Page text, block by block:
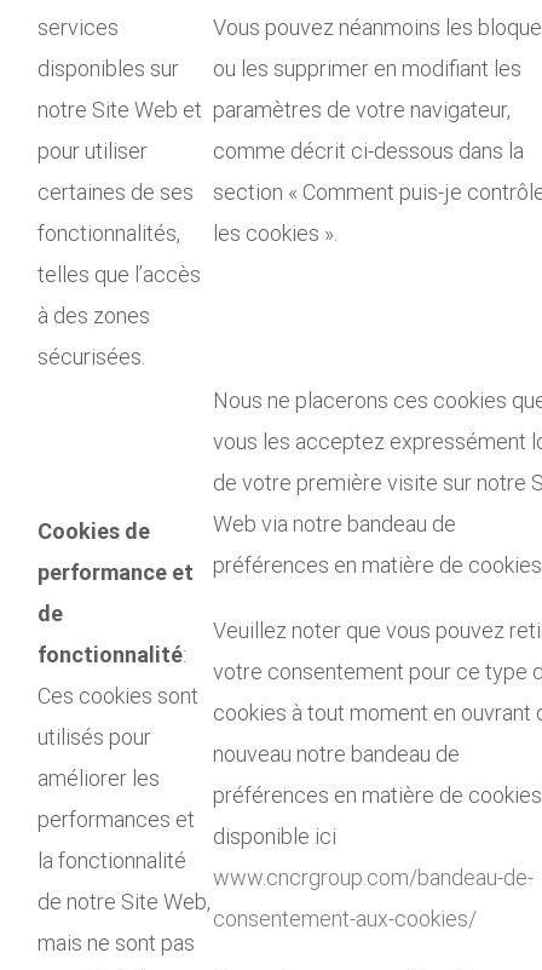
services
disponibles sur
notre Site Web et
pour utiliser
certaines de ses
fonctionnalités,
telles que l’accès
à des zones
sécurisées.
Vous pouvez néanmoins les
ou les supprimer en modifiant les
paramètres de votre navigateur,
comme décrit ci-dessous dans la
section « Comment puis-je
les cookies ».
Cookies de
performance et
de
fonctionnalité:
Ces cookies sont
utilisés pour
améliorer les
performances et
la fonctionnalité
de notre Site Web,
mais ne sont pas
Nous ne placerons ces cookies
vous les acceptez expressément
de votre première visite sur notre
Web via notre bandeau de
préférences en matière de
Veuillez noter que vous pouvez
votre consentement pour ce type
cookies à tout moment en ouvrant
nouveau notre bandeau de
préférences en matière de
disponible ici
www.cncrgroup.com/bandeau-de-
consentement-aux-cookies/